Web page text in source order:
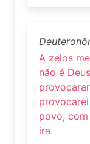
A zelos
não é
povo;
ira.